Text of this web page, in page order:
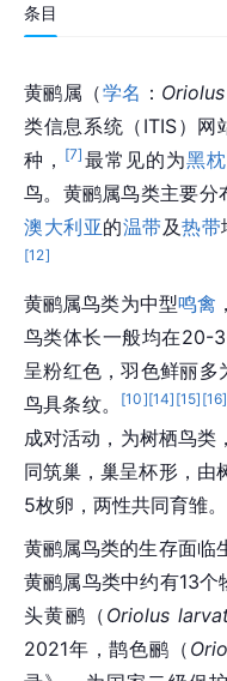
条目
黄鹂属（学名 ： Oriolus
类信息系统（ITIS）网
种， [7] 最常见的为黑
鸟。黄鹂属鸟类主要分
澳大利亚的温带及热带
[12]
黄鹂属鸟类为中型鸣禽
鸟类体长一般均在20-
呈粉红色，羽色鲜丽
鸟具条纹。
[10][14] [15] [16]
成对活动，为树栖鸟类
同筑巢，巢呈杯形，由
5枚卵，两性共同育雏。
黄鹂属鸟类的生存面临
黄鹂属鸟类中约有13
头黄鹂（ Oriolus
2021年，鹊色鹂（